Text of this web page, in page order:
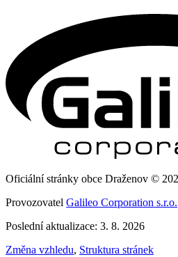
Oficiální stránky obce Draženov ©
Provozovatel Galileo Corporation s.r.o.
Poslední aktualizace: 3. 8. 2026
Změna vzhledu, Struktura stránek